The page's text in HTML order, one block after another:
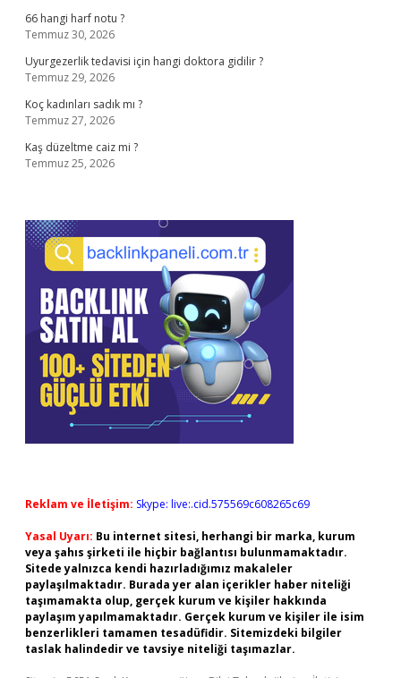
66 hangi harf notu ?
Temmuz 30, 2026
Uyurgezerlik tedavisi için hangi doktora gidilir ?
Temmuz 29, 2026
Koç kadınları sadık mı ?
Temmuz 27, 2026
Kaş düzeltme caiz mi ?
Temmuz 25, 2026
Reklam ve İletişim: Skype: live:.cid.575569c608265c69
Yasal Uyarı: Bu internet sitesi, herhangi bir marka, kurum
veya şahıs şirketi ile hiçbir bağlantısı bulunmamaktadır.
Sitede yalnızca kendi hazırladığımız makaleler
paylaşılmaktadır. Burada yer alan içerikler haber niteliği
taşımamakta olup, gerçek kurum ve kişiler hakkında
paylaşım yapılmamaktadır. Gerçek kurum ve kişiler ile isim
benzerlikleri tamamen tesadüfidir. Sitemizdeki bilgiler
taslak halindedir ve tavsiye niteliği taşımazlar.